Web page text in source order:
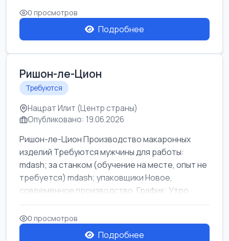
0 просмотров
Подробнее
Ришон-ле-Цион
Требуются
Нацрат Илит (Центр страны)
Опубликовано: 19.06.2026
Ришон-ле-Цион Производство макаронных
изделий Требуются мужчины для работы:
mdash; за станком (обучение на месте, опыт не
требуется) mdash; упаковщики Новое,
современное производство. График: Утро
mda...
0 просмотров
Подробнее